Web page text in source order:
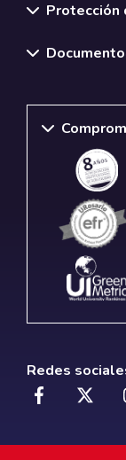
Protección
Redes